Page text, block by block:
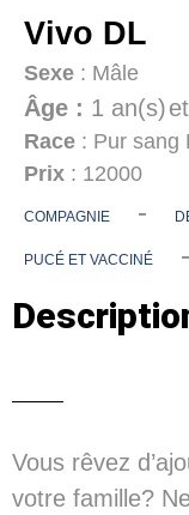
Vivo DL
Sexe : Mâle
Âge : 1 an(s)
Race : Pur sang
Prix : 12000
COMPAGNIE -
PUCÉ ET VACCINÉ -
Vous rêvez
votre famille?